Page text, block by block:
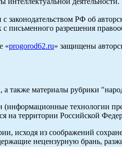
законодательством РФ об
письменного разрешения
«progorod62.ru» защищены
а также материалы рубрики
технологии
на территории Российской
исходя из соображений
нецензурную брань,